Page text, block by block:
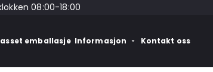
08:00-18:00
emballasje Informasjon Kontakt oss